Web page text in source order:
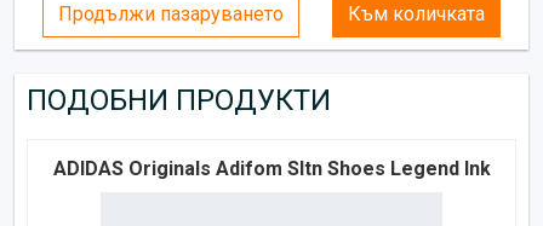
Продължи пазаруването Към количката
ПОДОБНИ ПРОДУКТИ
ADIDAS Originals Adifom Sltn Shoes Legend Ink